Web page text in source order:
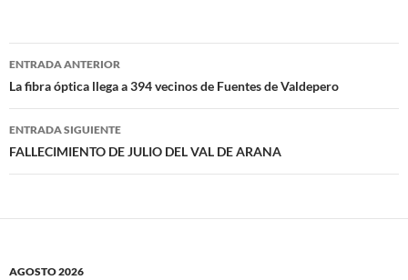
Navegación
de
entradas
ENTRADA ANTERIOR
La fibra óptica llega a 394 vecinos de Fuentes de Valdepero
ENTRADA SIGUIENTE
FALLECIMIENTO DE JULIO DEL VAL DE ARANA
AGOSTO 2026